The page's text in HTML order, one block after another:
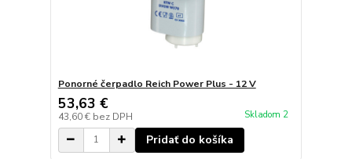
Ponorné čerpadlo Reich Power Plus - 12 V
53,63 €
43,60 € bez DPH Skladom 2
Pridať do košíka